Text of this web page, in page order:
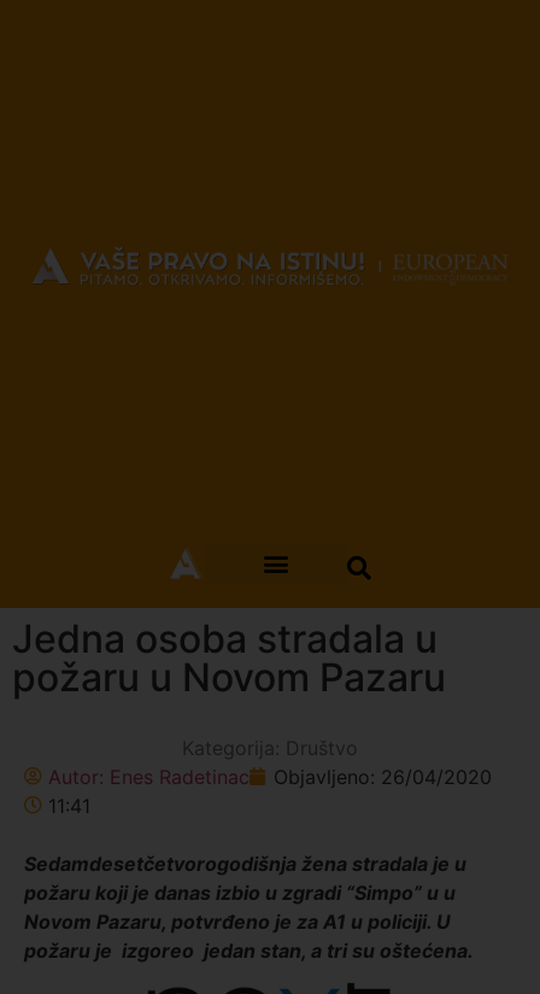
Jedna osoba stradala u
požaru u Novom Pazaru
Kategorija: Društvo
Autor: Enes Radetinac Objavljeno: 26/04/2020
11:41
Sedamdesetčetvorogodišnja žena stradala je u
požaru koji je danas izbio u zgradi “Simpo” u u
Novom Pazaru, potvrđeno je za A1 u policiji. U
požaru je izgoreo jedan stan, a tri su oštećena.